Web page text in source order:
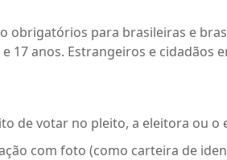
obrigatórios para brasileiras e
17 anos. Estrangeiros e
de votar no pleito, a eleitora ou
com foto (como carteira de